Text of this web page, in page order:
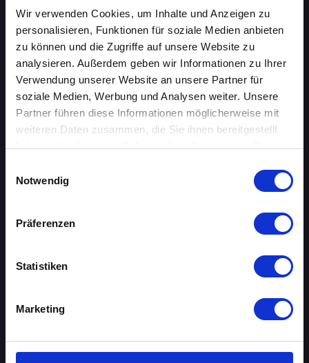
Wir verwenden Cookies, um Inhalte und Anzeigen zu
personalisieren, Funktionen für soziale Medien anbieten
zu können und die Zugriffe auf unsere Website zu
analysieren. Außerdem geben wir Informationen zu Ihrer
Verwendung unserer Website an unsere Partner für
soziale Medien, Werbung und Analysen weiter. Unsere
Partner führen diese Informationen möglicherweise mit
weiteren Daten zusammen, die Sie ihnen bereitgestellt
haben oder die sie im Rahmen Ihrer Nutzung der Dienste
Notwendig
Präferenzen
Statistiken
Marketing
AACHEN
AUGSBURG
BERLIN
BIELEFELD
ERFURT